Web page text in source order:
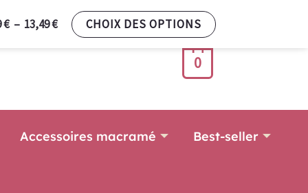
0
Accessoires macramé Best-seller
€ – 13,49€
Plage
de
CHOIX DES OPTIONS